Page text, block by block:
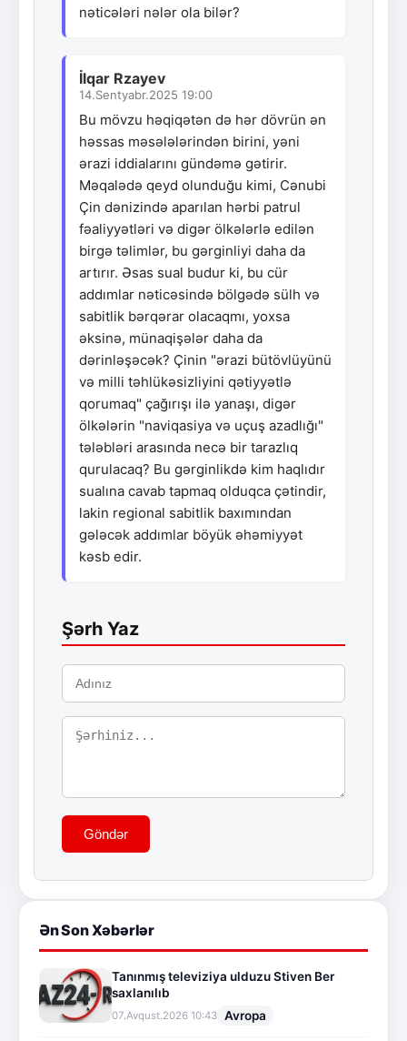
nəticələri nələr ola bilər?
İlqar Rzayev
14.Sentyabr.2025 19:00
Bu mövzu həqiqətən də hər dövrün ən
həssas məsələlərindən birini, yəni
ərazi iddialarını gündəmə gətirir.
Məqalədə qeyd olunduğu kimi, Cənubi
Çin dənizində aparılan hərbi patrul
fəaliyyətləri və digər ölkələrlə edilən
birgə təlimlər, bu gərginliyi daha da
artırır. Əsas sual budur ki, bu cür
addımlar nəticəsində bölgədə sülh və
sabitlik bərqərar olacaqmı, yoxsa
əksinə, münaqişələr daha da
dərinləşəcək? Çinin "ərazi bütövlüyünü
və milli təhlükəsizliyini qətiyyətlə
qorumaq" çağırışı ilə yanaşı, digər
ölkələrin "naviqasiya və uçuş azadlığı"
tələbləri arasında necə bir tarazlıq
qurulacaq? Bu gərginlikdə kim haqlıdır
sualına cavab tapmaq olduqca çətindir,
lakin regional sabitlik baxımından
gələcək addımlar böyük əhəmiyyət
kəsb edir.
Şərh Yaz
Göndər
Ən Son Xəbərlər
Tanınmış televiziya ulduzu Stiven Ber
saxlanılıb
07.Avqust.2026 10:43 Avropa